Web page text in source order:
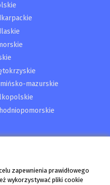
mazurskie
zapewnienia prawidłowego
wykorzystywać pliki cookie